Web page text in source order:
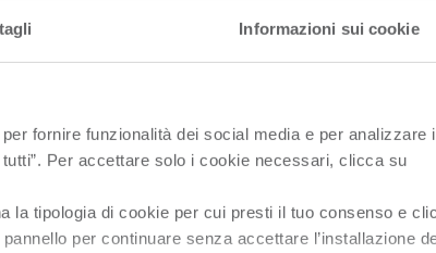
Informazioni sui cookie
fornire funzionalità dei social media e per analizzare
Per accettare solo i cookie necessari, clicca su
la tipologia di cookie per cui presti il tuo consenso e
per continuare senza accettare l’installazione
la qualità sia
Grattachecca:
Bruschette
Come
VISUALIZZA